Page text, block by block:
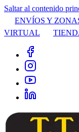
Saltar al contenido
ENVÍOS Y
VIRTUAL